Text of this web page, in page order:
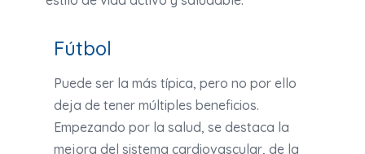
Fútbol
Puede ser la más típica, pero no por ello
deja de tener múltiples beneficios.
Empezando por la salud, se destaca la
mejora del sistema cardiovascular, de la